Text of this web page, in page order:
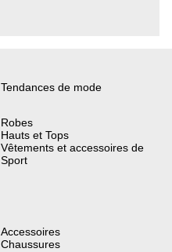
Tendances de mode
Robes
Hauts et Tops
Vêtements et accessoires de
Sport
Accessoires
Chaussures